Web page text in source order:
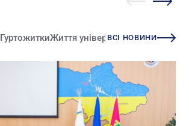
ГуртожиткиЖиття університетуЗміни
ВСІ НОВИНИ